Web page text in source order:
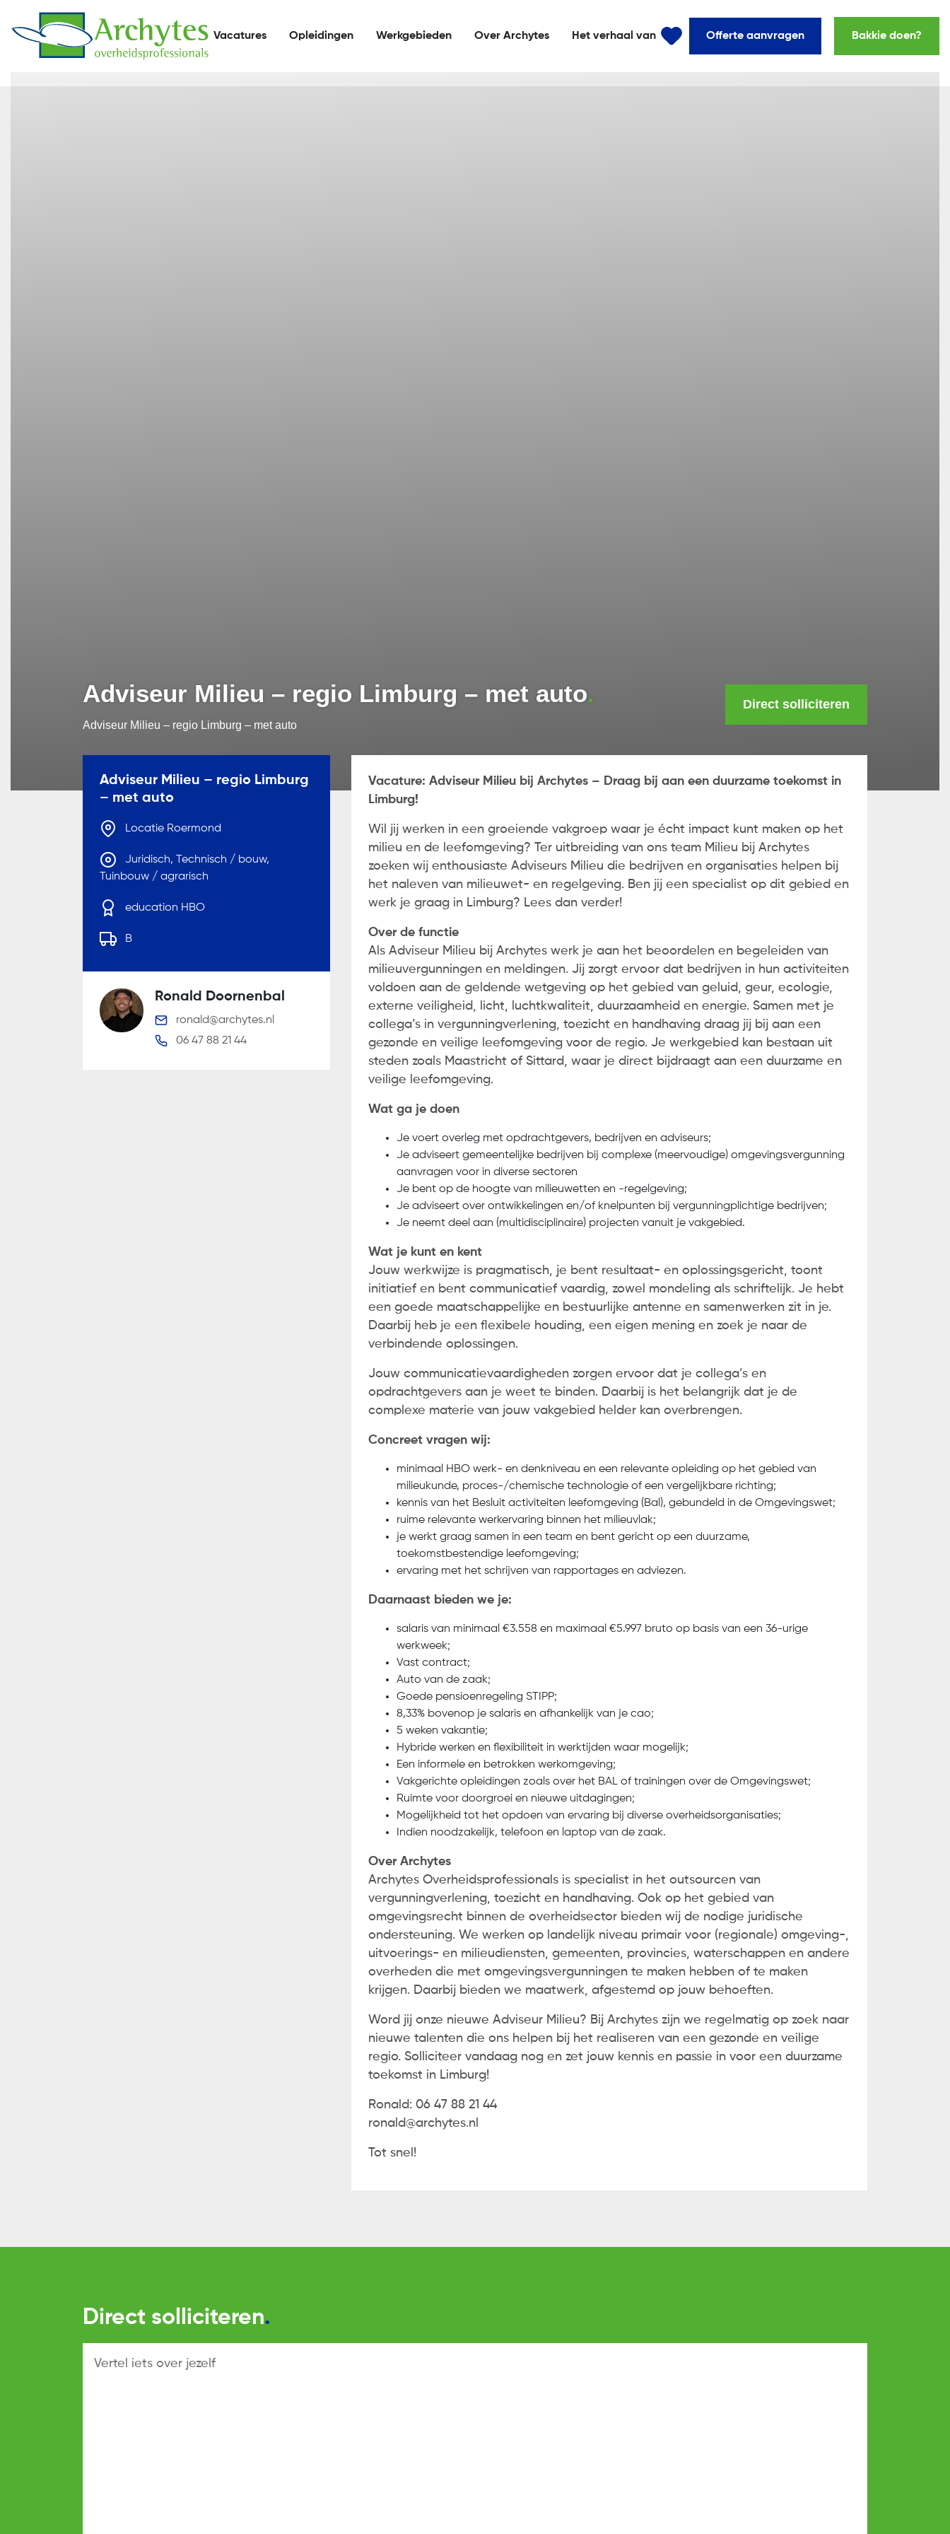
Vacatures Opleidingen Werkgebieden Over Archytes Het verhaal van Offerte aanvragen Bakkie doen?
Adviseur Milieu – regio Limburg – met auto
Adviseur Milieu – regio Limburg – met auto
Direct solliciteren
Adviseur Milieu – regio Limburg
– met auto
Locatie Roermond
Juridisch, Technisch / bouw,
Tuinbouw / agrarisch
education HBO
B
Ronald Doornenbal
ronald@archytes.nl
06 47 88 21 44
Vacature: Adviseur Milieu bij Archytes – Draag bij aan een duurzame toekomst in
Limburg!
Wil jij werken in een groeiende vakgroep waar je écht impact kunt maken op het
milieu en de leefomgeving? Ter uitbreiding van ons team Milieu bij Archytes
zoeken wij enthousiaste Adviseurs Milieu die bedrijven en organisaties helpen bij
het naleven van milieuwet- en regelgeving. Ben jij een specialist op dit gebied en
werk je graag in Limburg? Lees dan verder!
Over de functie
Als Adviseur Milieu bij Archytes werk je aan het beoordelen en begeleiden van
milieuvergunningen en meldingen. Jij zorgt ervoor dat bedrijven in hun activiteiten
voldoen aan de geldende wetgeving op het gebied van geluid, geur, ecologie,
externe veiligheid, licht, luchtkwaliteit, duurzaamheid en energie. Samen met je
collega’s in vergunningverlening, toezicht en handhaving draag jij bij aan een
gezonde en veilige leefomgeving voor de regio. Je werkgebied kan bestaan uit
steden zoals Maastricht of Sittard, waar je direct bijdraagt aan een duurzame en
veilige leefomgeving.
Wat ga je doen
Je voert overleg met opdrachtgevers, bedrijven en adviseurs;
Je adviseert gemeentelijke bedrijven bij complexe (meervoudige) omgevingsvergunning
aanvragen voor in diverse sectoren
Je bent op de hoogte van milieuwetten en -regelgeving;
Je adviseert over ontwikkelingen en/of knelpunten bij vergunningplichtige bedrijven;
Je neemt deel aan (multidisciplinaire) projecten vanuit je vakgebied.
Wat je kunt en kent
Jouw werkwijze is pragmatisch, je bent resultaat- en oplossingsgericht, toont
initiatief en bent communicatief vaardig, zowel mondeling als schriftelijk. Je hebt
een goede maatschappelijke en bestuurlijke antenne en samenwerken zit in je.
Daarbij heb je een flexibele houding, een eigen mening en zoek je naar de
verbindende oplossingen.
Jouw communicatievaardigheden zorgen ervoor dat je collega’s en
opdrachtgevers aan je weet te binden. Daarbij is het belangrijk dat je de
complexe materie van jouw vakgebied helder kan overbrengen.
Concreet vragen wij:
minimaal HBO werk- en denkniveau en een relevante opleiding op het gebied van
milieukunde, proces-/chemische technologie of een vergelijkbare richting;
kennis van het Besluit activiteiten leefomgeving (Bal), gebundeld in de Omgevingswet;
ruime relevante werkervaring binnen het milieuvlak;
je werkt graag samen in een team en bent gericht op een duurzame,
toekomstbestendige leefomgeving;
ervaring met het schrijven van rapportages en adviezen.
Daarnaast bieden we je:
salaris van minimaal €3.558 en maximaal €5.997 bruto op basis van een 36-urige
werkweek;
Vast contract;
Auto van de zaak;
Goede pensioenregeling STIPP;
8,33% bovenop je salaris en afhankelijk van je cao;
5 weken vakantie;
Hybride werken en flexibiliteit in werktijden waar mogelijk;
Een informele en betrokken werkomgeving;
Vakgerichte opleidingen zoals over het BAL of trainingen over de Omgevingswet;
Ruimte voor doorgroei en nieuwe uitdagingen;
Mogelijkheid tot het opdoen van ervaring bij diverse overheidsorganisaties;
Indien noodzakelijk, telefoon en laptop van de zaak.
Over Archytes
Archytes Overheidsprofessionals is specialist in het outsourcen van
vergunningverlening, toezicht en handhaving. Ook op het gebied van
omgevingsrecht binnen de overheidsector bieden wij de nodige juridische
ondersteuning. We werken op landelijk niveau primair voor (regionale) omgeving-,
uitvoerings- en milieudiensten, gemeenten, provincies, waterschappen en andere
overheden die met omgevingsvergunningen te maken hebben of te maken
krijgen. Daarbij bieden we maatwerk, afgestemd op jouw behoeften.
Word jij onze nieuwe Adviseur Milieu? Bij Archytes zijn we regelmatig op zoek naar
nieuwe talenten die ons helpen bij het realiseren van een gezonde en veilige
regio. Solliciteer vandaag nog en zet jouw kennis en passie in voor een duurzame
toekomst in Limburg!
Ronald: 06 47 88 21 44
ronald@archytes.nl
Tot snel!
Direct solliciteren
Wij gaan zorgvuldig om met uw persoonsgegevens. Ik ga akkoord met deprivacyverklaring.